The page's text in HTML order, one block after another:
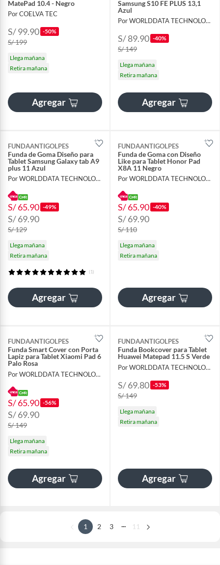
MatePad 10.4 - Negro
Por COELVA TEC
S/ 99.90 -50%
S/ 199
Llega mañana
Retira mañana
Agregar
Samsung S10 FE PLUS 13,1
Azul
Por WORLDDATA TECHNOLOGY S.A.C
S/ 89.90 -40%
S/ 149
Llega mañana
Retira mañana
Agregar
FUNDAANTIGOLPES
Funda de Goma Diseño para
Tablet Samsung Galaxy tab A9
plus 11 Azul
Por WORLDDATA TECHNOLOGY S.A.C
S/ 65.90 -49%
S/ 69.90
S/ 129
Llega mañana
Retira mañana
(1)
Agregar
FUNDAANTIGOLPES
Funda de Goma con Diseño
Like para Tablet Honor Pad
X8A 11 Negro
Por WORLDDATA TECHNOLOGY S.A.C
S/ 65.90 -40%
S/ 69.90
S/ 110
Llega mañana
Retira mañana
Agregar
FUNDAANTIGOLPES
Funda Smart Cover con Porta
Lapiz para Tablet Xiaomi Pad 6
Palo Rosa
Por WORLDDATA TECHNOLOGY S.A.C
S/ 65.90 -56%
S/ 69.90
S/ 149
Llega mañana
Retira mañana
Agregar
FUNDAANTIGOLPES
Funda Bookcover para Tablet
Huawei Matepad 11.5 S Verde
Por WORLDDATA TECHNOLOGY S.A.C
S/ 69.80 -53%
S/ 149
Llega mañana
Retira mañana
Agregar
1 2 3 ... 11